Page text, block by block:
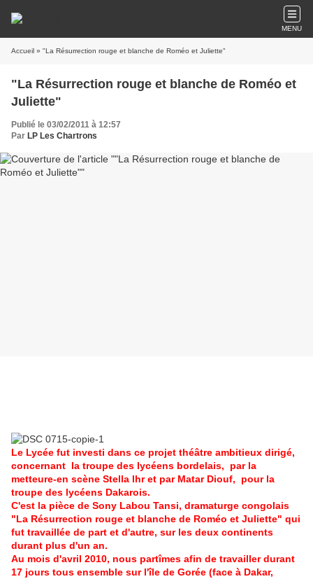
MENU
Accueil » "La Résurrection rouge et blanche de Roméo et Juliette"
"La Résurrection rouge et blanche de Roméo et
Juliette"
Publié le 03/02/2011 à 12:57
Par LP Les Chartrons
Le Lycée fut investi dans ce projet théâtre ambitieux dirigé,
concernant la troupe des lycéens bordelais, par la
metteure-en scène Stella Ihr et par Matar Diouf, pour la
troupe des lycéens Dakarois.
C'est la pièce de Sony Labou Tansi, dramaturge congolais
"La Résurrection rouge et blanche de Roméo et Juliette" qui
fut travaillée de part et d'autre, sur les deux continents
durant plus d'un an.
Au mois d'avril 2010, nous partîmes afin de travailler durant
17 jours tous ensemble sur l'île de Gorée (face à Dakar,